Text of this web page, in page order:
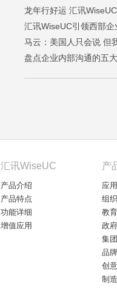
龙年行好运 汇讯
汇讯WiseUC引领西部
马云：美国人只会说 但
盘点企业内部沟通的五
汇讯WiseUC
产品介绍
产品特点
功能详细
增值应用
产
应
组
教
政
集
品
创
制